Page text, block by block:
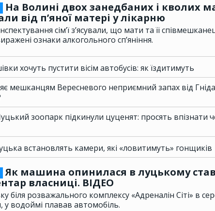
На Волині двох занедбаних і кволих
від п’яної матері у лікарню
сім’ї з’ясували, що мати та її
ознаки алкогольного сп’яніння.
хочуть пустити вісім автобусів: як їздитимуть
мешканцям Вересневого неприємний запах від
зоопарк підкинули цуценят: просять впізнати
встановлять камери, які «ловитимуть» гонщиків
Як машина опинилася в луцькому
власниці. ВІДЕО
біля розважального комплексу «Адреналін Сіті» в
у водоймі плавав автомобіль.